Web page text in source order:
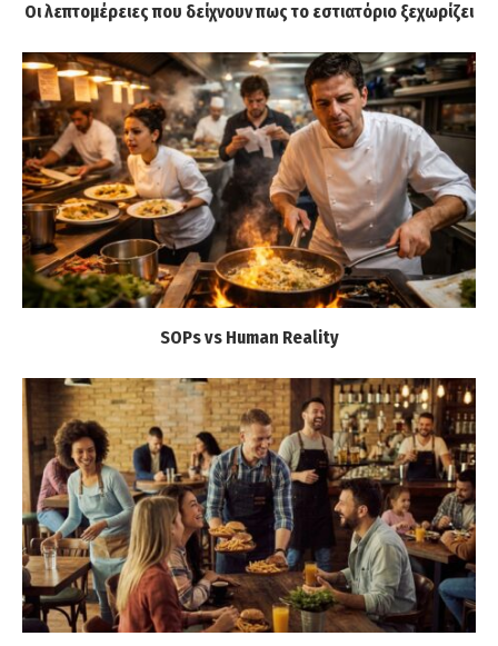
Οι λεπτομέρειες που δείχνουν πως το εστιατόριο ξεχωρίζει
SOPs vs Human Reality